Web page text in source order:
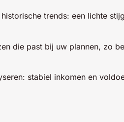
trends: een lichte
die past bij uw plannen, zo
stabiel inkomen en